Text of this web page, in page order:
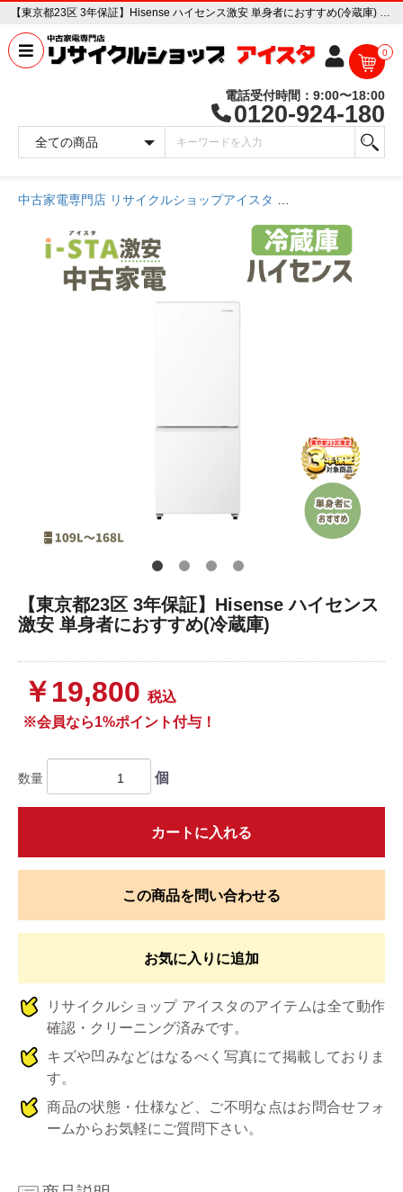
【東京都23区 3年保証】Hisense ハイセンス激安 単身者におすすめ(冷蔵庫) 中古家電販売専門店 リサイクルショップ アイスタ
0
電話受付時間：9:00〜18:00
0120-924-180
中古家電専門店 リサイクルショップアイスタ
【東京都23区 3年保証】Hisense ハイセンス
激安 単身者におすすめ(冷蔵庫)
￥19,800 税込
※会員なら1%ポイント付与！
数量 個
カートに入れる
この商品を問い合わせる
お気に入りに追加
リサイクルショップ アイスタのアイテムは全て動作
確認・クリーニング済みです。
キズや凹みなどはなるべく写真にて掲載しておりま
す。
商品の状態・仕様など、ご不明な点はお問合せフォ
ームからお気軽にご質問下さい。